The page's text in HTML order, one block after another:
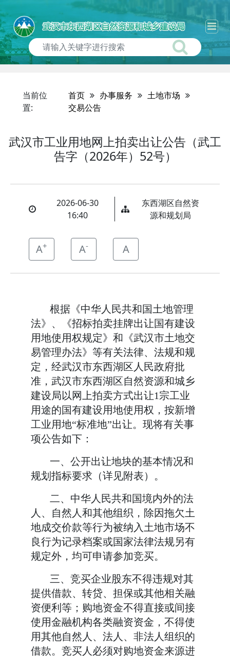
当前位
置:
首页 办事服务
土地市场
交易公告
武汉市工业用地网上拍卖出让公告（武工
告字（2026年）52号）
2026-06-30
16:40
东西湖区自然资
源和规划局
A+ A- A
根据《中华人民共和国土地管理
法》、《招标拍卖挂牌出让国有建设
用地使用权规定》和《武汉市土地交
易管理办法》等有关法律、法规和规
定，经武汉市东西湖区人民政府批
准，武汉市东西湖区自然资源和城乡
建设局以网上拍卖方式出让1宗工业
用途的国有建设用地使用权，按新增
工业用地“标准地”出让。 现将有关事
项公告如下：
一、公开出让地块的基本情况和
规划指标要求（详见附表）。
二、中华人民共和国境内外的法
人、自然人和其他组织，除因拖欠土
地成交价款等行为被纳入土地市场不
良行为记录档案或国家法律法规另有
规定外，均可申请参加竞买。
三、竞买企业股东不得违规对其
提供借款、转贷、担保或其他相关融
资便利等；购地资金不得直接或间接
使用金融机构各类融资资金，不得使
用其他自然人、法人、非法人组织的
借款。竞买人必须对购地资金来源进